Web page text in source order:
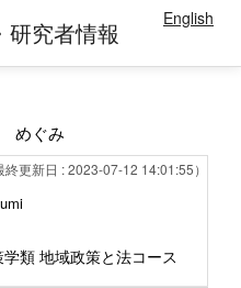
研究者情報 English
めぐみ
終更新日 : 2023-07-12 14:01:55）
類 地域政策と法コース